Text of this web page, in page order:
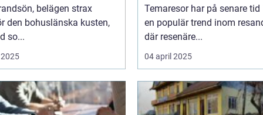
belägen strax
den bohuslänska kusten,
so...
Temaresor har på senare
en populär trend inom
där resenäre...
04 april 2025